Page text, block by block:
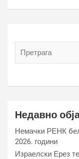
Недавно
Немачки РЕНК
2026. години
Израелски Ерез